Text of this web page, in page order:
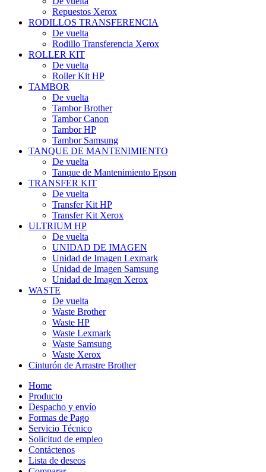
Repuestos Xerox
RODILLOS TRANSFERENCIA
De vuelta
Rodillo Transferencia Xerox
ROLLER KIT
De vuelta
Roller Kit HP
TAMBOR
De vuelta
Tambor Brother
Tambor Canon
Tambor HP
Tambor Samsung
TANQUE DE MANTENIMIENTO
De vuelta
Tanque de Mantenimiento Epson
TRANSFER KIT
De vuelta
Transfer Kit HP
Transfer Kit Xerox
ULTRIUM HP
De vuelta
UNIDAD DE IMAGEN
Unidad de Imagen Lexmark
Unidad de Imagen Samsung
Unidad de Imagen Xerox
WASTE
De vuelta
Waste Brother
Waste HP
Waste Lexmark
Waste Samsung
Waste Xerox
Cinturón de Arrastre Brother
Home
Producto
Despacho y envío
Formas de Pago
Servicio Técnico
Solicitud de empleo
Contáctenos
Lista de deseos